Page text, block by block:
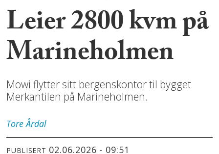
Leier 2800 kvm på
Marineholmen
Mowi flytter sitt bergenskontor til bygget
Merkantilen på Marineholmen.
Tore Årdal
PUBLISERT 02.06.2026 - 09:51